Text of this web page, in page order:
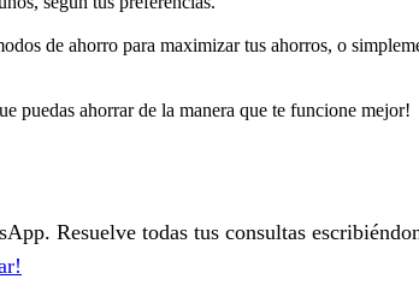
de ahorro para maximizar tus ahorros, o
puedas ahorrar de la manera que te funcione mejor!
Resuelve todas tus consultas